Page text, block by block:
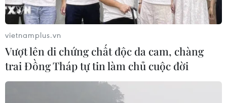
TIN LIÊN QUAN
vietnamplus.vn
Vượt lên di chứng chất độc da cam, chàng
trai Đồng Tháp tự tin làm chủ cuộc đời